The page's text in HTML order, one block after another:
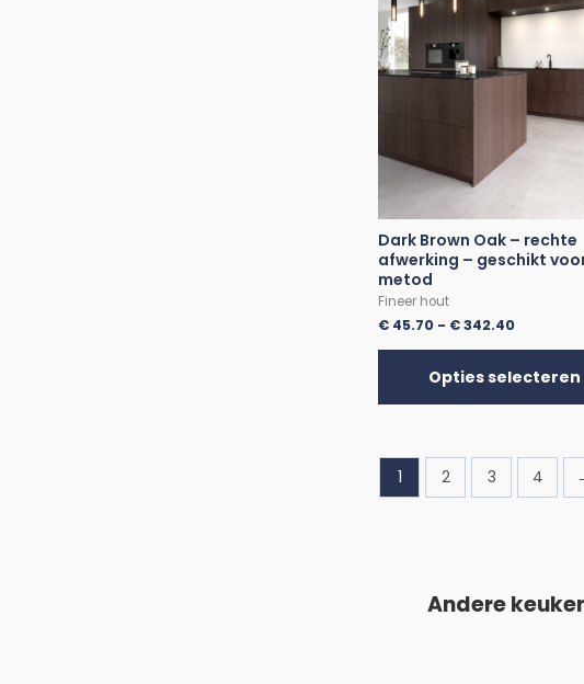
Dark Brown Oak – rechte
afwerking – geschikt voor
metod
Fineer hout
€ 45.70 - €342.40
Opties selecteren
1 2 3 4
Andere